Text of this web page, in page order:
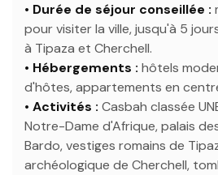
• Durée de séjour conseillée :
pour visiter la ville, jusqu'à 5
à Tipaza et Cherchell.
• Hébergements : hôtels
d'hôtes, appartements en
• Activités : Casbah classée
Notre-Dame d'Afrique, palais
Bardo, vestiges romains de
archéologique de Cherchell,